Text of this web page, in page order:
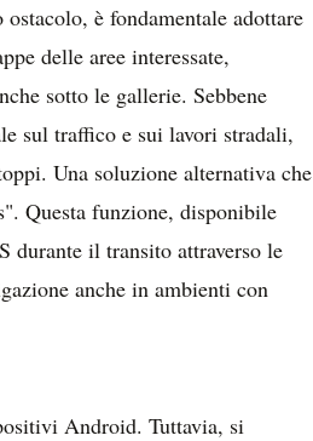
è fondamentale adottare
delle aree interessate,
sotto le gallerie. Sebbene
sul traffico e sui lavori stradali,
Una soluzione alternativa che
Questa funzione, disponibile
il transito attraverso le
anche in ambienti con
Android. Tuttavia, si